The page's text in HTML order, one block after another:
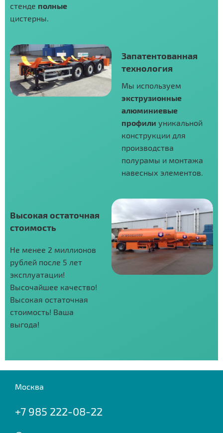
стенде полные
цистерны.
Запатентованная
технология
Мы используем
экструзионные
алюминиевые
профили уникальной
конструкции для
производства
полурамы и монтажа
навесных элементов.
Высокая остаточная
стоимость
Не менее 2 миллионов
рублей после 5 лет
эксплуатации!
Высочайшее качество!
Высокая остаточная
стоимость! Ваша
выгода!
Москва
+7 985 222-08-22